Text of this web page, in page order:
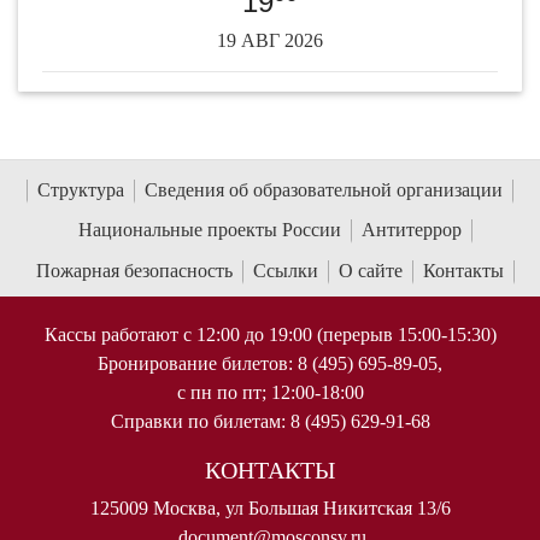
19 АВГ 2026
Структура
Сведения об образовательной организации
Национальные проекты России
Антитеррор
Пожарная безопасность
Ссылки О сайте Контакты
Кассы работают с 12:00 до 19:00 (перерыв 15:00-15:30)
Бронирование билетов: 8 (495) 695-89-05,
с пн по пт; 12:00-18:00
Справки по билетам: 8 (495) 629-91-68
КОНТАКТЫ
125009 Москва, ул Большая Никитская 13/6